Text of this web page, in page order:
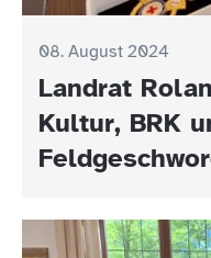
08. August 2024
Landrat
Kultur, BRK